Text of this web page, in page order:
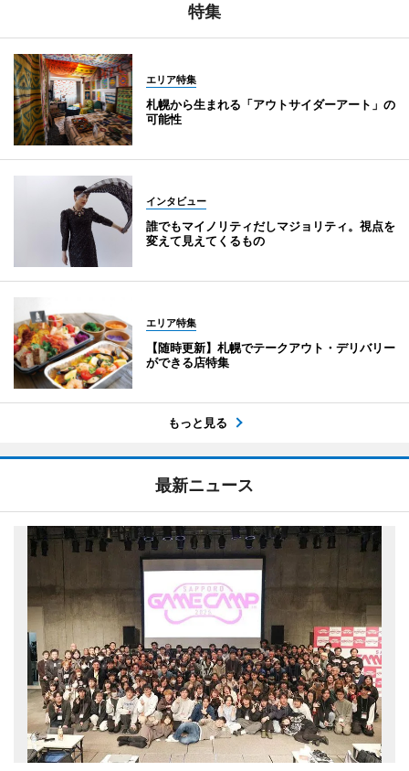
特集
エリア特集
札幌から生まれる「アウトサイダーアート」の
可能性
インタビュー
誰でもマイノリティだしマジョリティ。視点を
変えて見えてくるもの
エリア特集
【随時更新】札幌でテークアウト・デリバリー
ができる店特集
もっと見る
最新ニュース